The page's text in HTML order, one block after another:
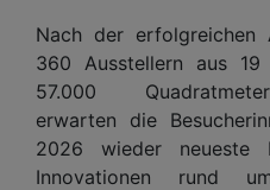
Nach der
360 Ausstellern aus
57.000
erwarten die
2026 wieder neueste
Innovationen rund